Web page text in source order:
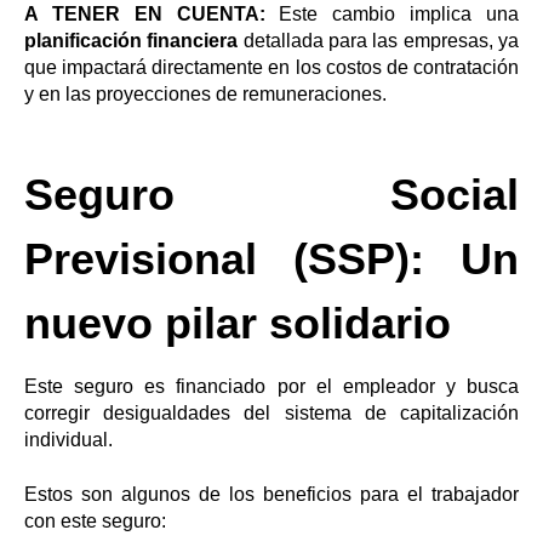
A TENER EN CUENTA: Este cambio implica una
planificación financiera detallada para las empresas, ya
que impactará directamente en los costos de contratación
y en las proyecciones de remuneraciones.
Seguro Social
Previsional (SSP): Un
nuevo pilar solidario
Este seguro es financiado por el empleador y busca
corregir desigualdades del sistema de capitalización
individual.
Estos son algunos de los beneficios para el trabajador
con este seguro: